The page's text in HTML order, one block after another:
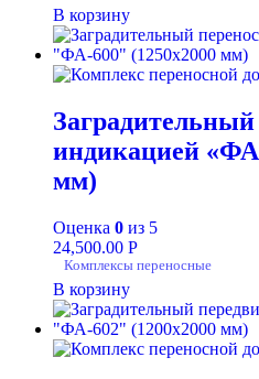
В корзину
Заградительный
индикацией
мм)
Оценка 0 из 5
24,500.00 Р
Комплексы переносные
В корзину